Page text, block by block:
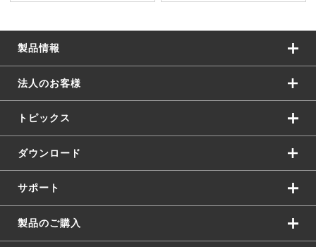
製品情報
法人のお客様
トピックス
ダウンロード
サポート
製品のご購入